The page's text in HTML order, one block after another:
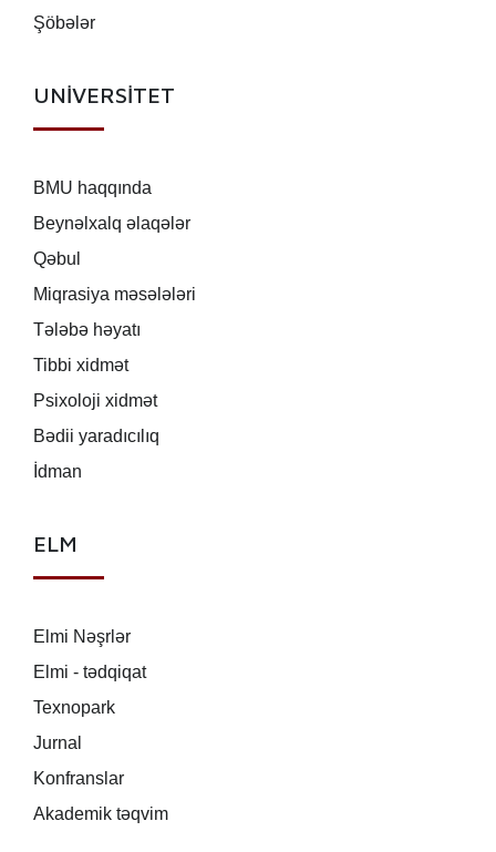
Şöbələr
UNİVERSİTET
BMU haqqında
Beynəlxalq əlaqələr
Qəbul
Miqrasiya məsələləri
Tələbə həyatı
Tibbi xidmət
Psixoloji xidmət
Bədii yaradıcılıq
İdman
ELM
Elmi Nəşrlər
Elmi - tədqiqat
Texnopark
Jurnal
Konfranslar
Akademik təqvim